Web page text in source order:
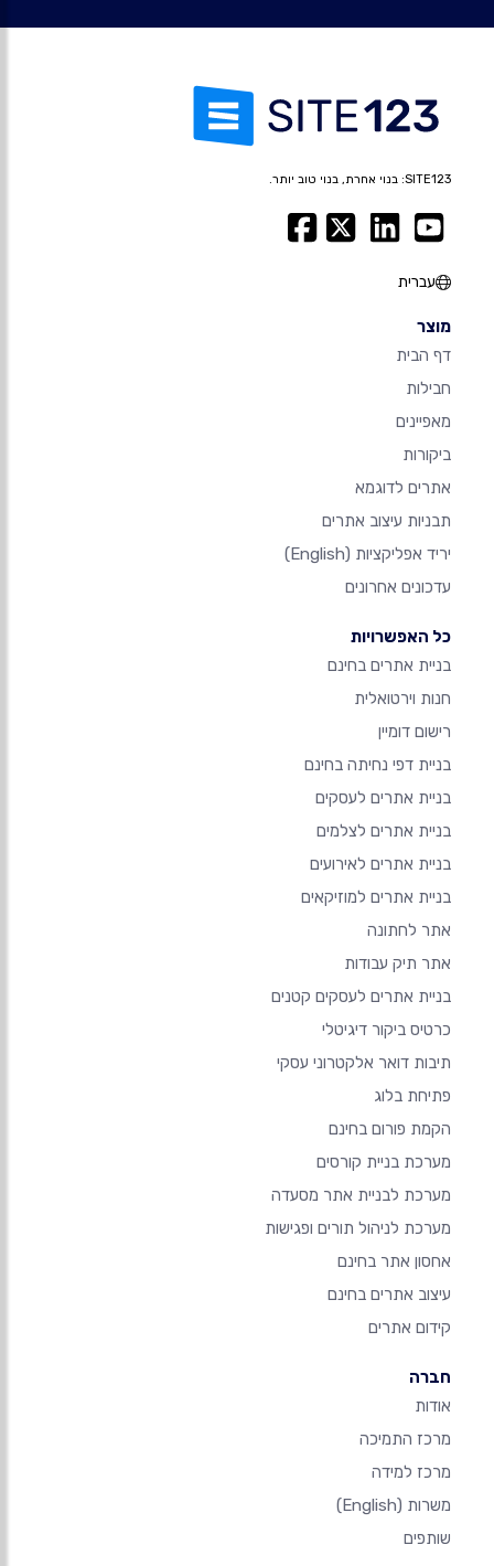
SITE123: בנוי אחרת, בנוי טוב יותר.
עברית
מוצר
דף הבית
חבילות
מאפיינים
ביקורות
אתרים לדוגמא
תבניות עיצוב אתרים
יריד אפליקציות (English)
עדכונים אחרונים
כל האפשרויות
בניית אתרים בחינם
חנות וירטואלית
רישום דומיין
בניית דפי נחיתה בחינם
בניית אתרים לעסקים
בניית אתרים לצלמים
בניית אתרים לאירועים
בניית אתרים למוזיקאים
אתר לחתונה
אתר תיק עבודות
בניית אתרים לעסקים קטנים
כרטיס ביקור דיגיטלי
תיבות דואר אלקטרוני עסקי
פתיחת בלוג
הקמת פורום בחינם
מערכת בניית קורסים
מערכת לבניית אתר מסעדה
מערכת לניהול תורים ופגישות
אחסון אתר בחינם
עיצוב אתרים בחינם
קידום אתרים
חברה
אודות
מרכז התמיכה
מרכז למידה
משרות (English)
שותפים